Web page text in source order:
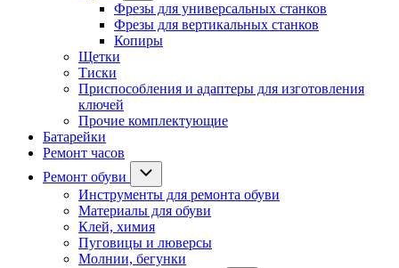
Фрезы для универсальных станков
Фрезы для вертикальных станков
Копиры
Щетки
Тиски
Приспособления и адаптеры для изготовления
ключей
Прочие комплектующие
Батарейки
Ремонт часов
Ремонт обуви
Инструменты для ремонта обуви
Материалы для обуви
Клей, химия
Пуговицы и люверсы
Молнии, бегунки